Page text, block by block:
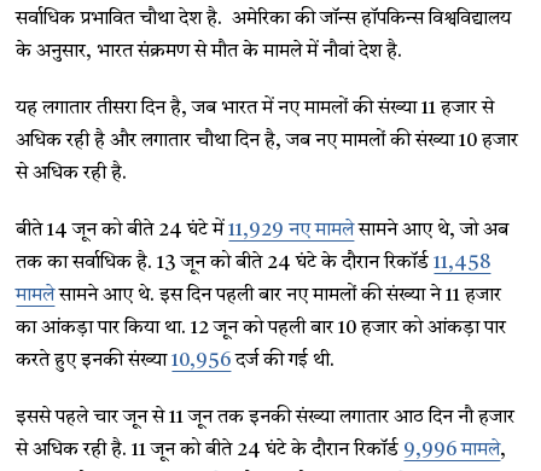
सर्वाधिक प्रभावित चौथा देश है. अमेरिका की जॉन्स हॉपकिन्स विश्वविद्यालय
के अनुसार, भारत संक्रमण से मौत के मामले में नौवां देश है.
यह लगातार तीसरा दिन है, जब भारत में नए मामलों की संख्या 11 हजार से
अधिक रही है और लगातार चौथा दिन है, जब नए मामलों की संख्या 10 हजार
से अधिक रही है.
बीते 14 जून को बीते 24 घंटे में11,929 नए मामलेसामने आए थे, जो अब
तक का सर्वाधिक है. 13 जून को बीते 24 घंटे के दौरान रिकॉर्ड11,458
मामलेसामने आए थे. इस दिन पहली बार नए मामलों की संख्या ने 11 हजार
का आंकड़ा पार किया था. 12 जून को पहली बार 10 हजार को आंकड़ा पार
करते हुए इनकी संख्या10,956दर्ज की गई थी.
इससे पहले चार जून से 11 जून तक इनकी संख्या लगातार आठ दिन नौ हजार
से अधिक रही है. 11 जून को बीते 24 घंटे के दौरान रिकॉर्ड 9,996 मामले,